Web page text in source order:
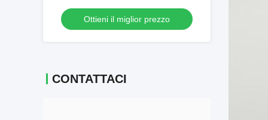
Dispensatore automatico di olio
profumatoOttieni il miglior prezzo
CONTATTACI